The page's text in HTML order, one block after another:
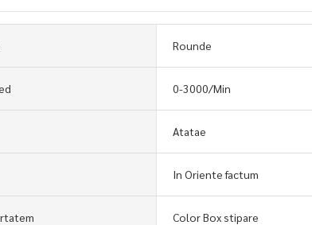
Rounde
0-3000/Min
Atatae
In Oriente factum
Color Box stipare